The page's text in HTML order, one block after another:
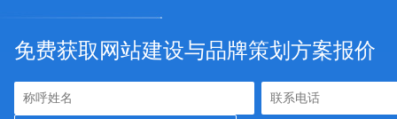
免费获取网站建设与品牌策划方案报价